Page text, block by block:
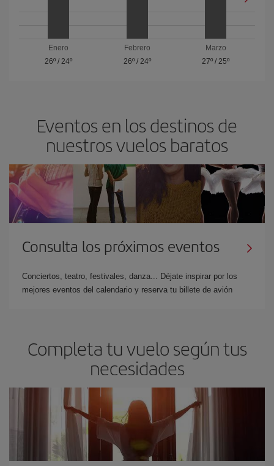
Enero
26º/ 24º
Febrero
26º/ 24º
Marzo
27º / 25º
Eventos en los destinos de
nuestros vuelos baratos
Consulta los próximos eventos
Conciertos, teatro, festivales, danza... Déjate inspirar por los
mejores eventos del calendario y reserva tu billete de avión
Completa tu vuelo según tus
necesidades